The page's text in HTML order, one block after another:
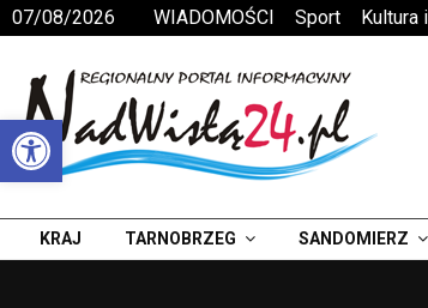
Otwórz pasek narzędzi
07/08/2026 WIADOMOŚCI Sport Kultura
KRAJ TARNOBRZEG SANDOMIERZ